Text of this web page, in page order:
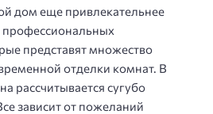
дом еще привлекательнее
представят множество
отделки комнат. В
рассчитывается сугубо
зависит от пожеланий